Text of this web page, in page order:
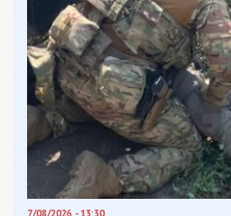
7/08/2026 - 13:30